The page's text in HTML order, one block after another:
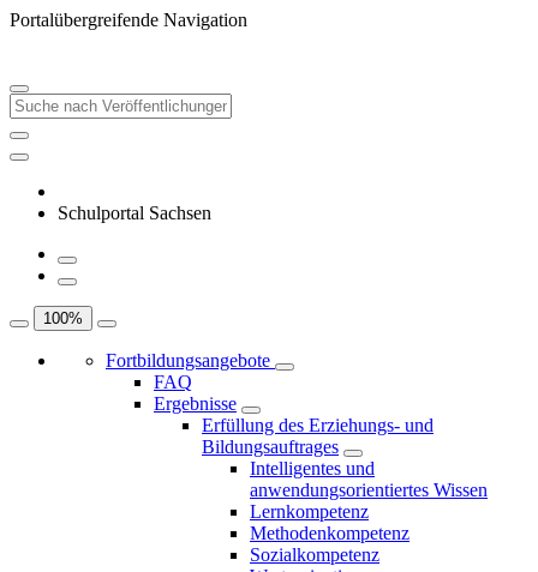
Portalübergreifende Navigation
Schulportal Sachsen
100%
Fortbildungsangebote
FAQ
Ergebnisse
Erfüllung des Erziehungs- und
Bildungsauftrages
Intelligentes und
anwendungsorientiertes Wissen
Lernkompetenz
Methodenkompetenz
Sozialkompetenz